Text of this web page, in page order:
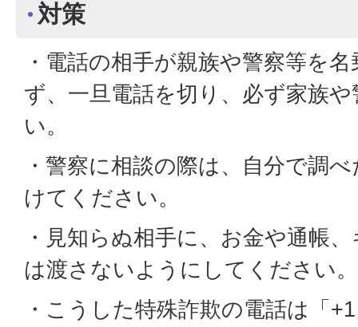
対策
・電話の相手が親族や警察等を
ず、一旦電話を切り、必ず家族
い。
・警察に相談の際は、自分で調
けてください。
・見知らぬ相手に、お金や通帳
は渡さないようにしてください。
・こうした特殊詐欺の電話は「